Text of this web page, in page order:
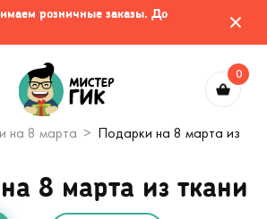
розничные заказы. До
0
на 8 марта
Подарки на 8 марта из
8 марта из ткани